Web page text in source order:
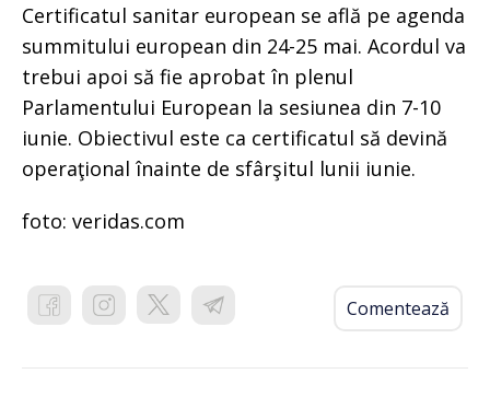
Certificatul sanitar european se află pe agenda
summitului european din 24-25 mai. Acordul va
trebui apoi să fie aprobat în plenul
Parlamentului European la sesiunea din 7-10
iunie. Obiectivul este ca certificatul să devină
operaţional înainte de sfârşitul lunii iunie.
foto: veridas.com
Comentează